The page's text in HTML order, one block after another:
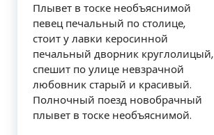
Плывет в тоске необъяснимой
певец печальный по столице,
стоит у лавки керосинной
печальный дворник круглолицый,
спешит по улице невзрачной
любовник старый и красивый.
Полночный поезд новобрачный
плывет в тоске необъяснимой.